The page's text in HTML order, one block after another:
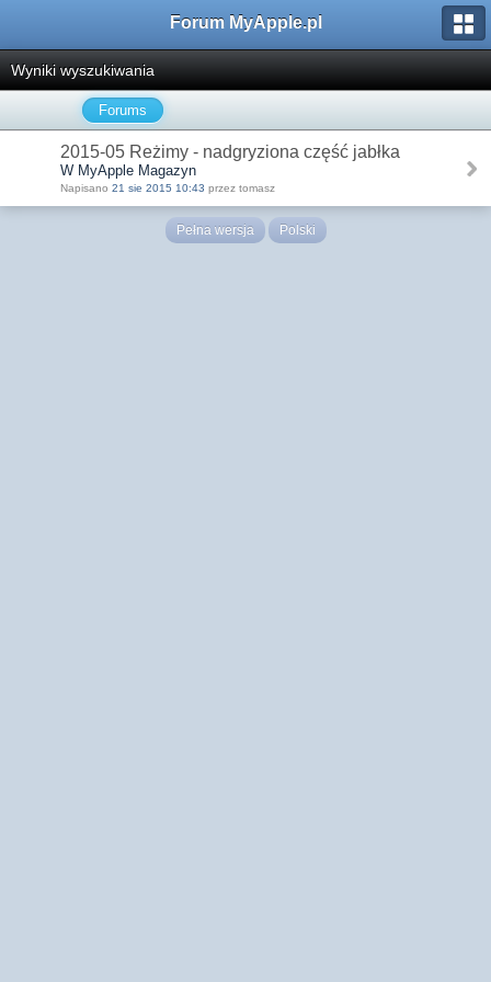
Forum MyApple.pl
Wyniki wyszukiwania
Forums
2015-05 Reżimy - nadgryziona część jabłka
W MyApple Magazyn
Napisano 21 sie 2015 10:43 przez tomasz
Pełna wersja Polski